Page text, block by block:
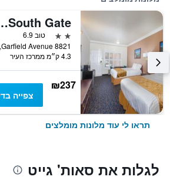
South Gate
2 כוכבים
טוב 6.9
4.3 ק״מ ממרכז העיר
₪237
צפייה
תראו לי עוד מלונות מומלצים
לגלות את סאות' גייט